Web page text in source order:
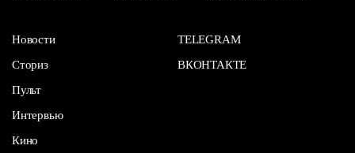
Новости
Сториз
Пульт
Интервью
Кино
TELEGRAM
ВКОНТАКТЕ